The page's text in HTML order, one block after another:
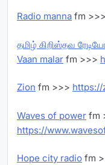
Radio manna fm >>>
தமிழ் கிறிஸ்தவ
Vaan malar fm >>>
Zion fm >>>
Waves of power fm
https://
Hope city radio fm